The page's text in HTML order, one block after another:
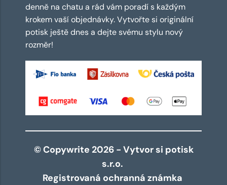
denně na chatu a rád vám poradí s každým
krokem vaší objednávky. Vytvořte si originální
potisk ještě dnes a dejte svému stylu nový
rozměr!
© Copywrite 2026 - Vytvor si potisk
s.r.o.
Registrovaná ochranná známka